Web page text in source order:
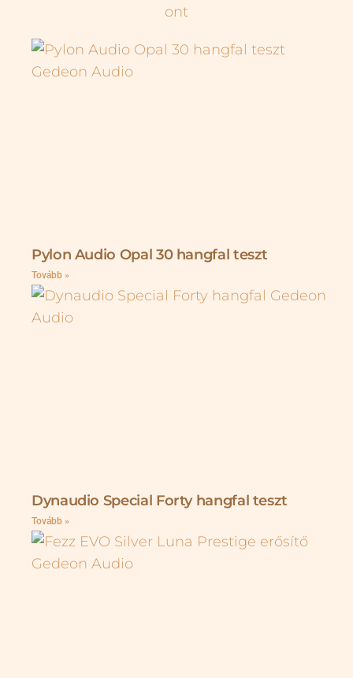
Pylon Audio Opal 30 hangfal teszt
Tovább »
Dynaudio Special Forty hangfal teszt
Tovább »